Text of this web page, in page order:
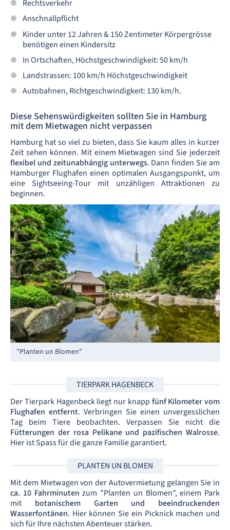
Rechtsverkehr
Anschnallpflicht
Kinder unter 12 Jahren & 150 Zentimeter Körpergrösse
benötigen einen Kindersitz
In Ortschaften, Höchstgeschwindigkeit: 50 km/h
Landstrassen: 100 km/h Höchstgeschwindigkeit
Autobahnen, Richtgeschwindigkeit: 130 km/h.
Diese Sehenswürdigkeiten sollten Sie in Hamburg
mit dem Mietwagen nicht verpassen
Hamburg hat so viel zu bieten, dass Sie kaum alles in kurzer
Zeit sehen können. Mit einem Mietwagen sind Sie jederzeit
flexibel und zeitunabhängig unterwegs. Dann finden Sie am
Hamburger Flughafen einen optimalen Ausgangspunkt, um
eine Sightseeing-Tour mit unzähligen Attraktionen zu
beginnen.
"Planten un Blomen"
TIERPARK HAGENBECK
Der Tierpark Hagenbeck liegt nur knapp fünf Kilometer vom
Flughafen entfernt. Verbringen Sie einen unvergesslichen
Tag beim Tiere beobachten. Verpassen Sie nicht die
Fütterungen der rosa Pelikane und pazifischen Walrosse.
Hier ist Spass für die ganze Familie garantiert.
PLANTEN UN BLOMEN
Mit dem Mietwagen von der Autovermietung gelangen Sie in
ca. 10 Fahrminutenzum "Planten un Blomen", einem Park
mit botanischem Garten und beeindruckenden
Wasserfontänen. Hier können Sie ein Picknick machen und
sich für Ihre nächsten Abenteuer stärken.